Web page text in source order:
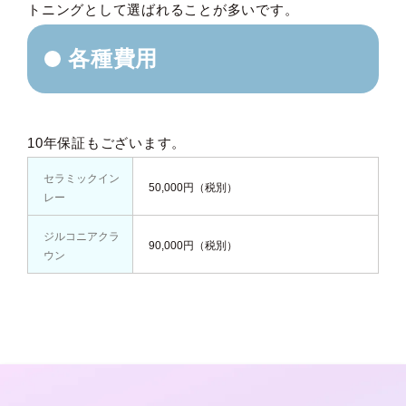
トニングとして選ばれることが多いです。
各種費用
10年保証もございます。
セラミックイン
レー
50,000円（税別）
ジルコニアクラ
ウン
90,000円（税別）